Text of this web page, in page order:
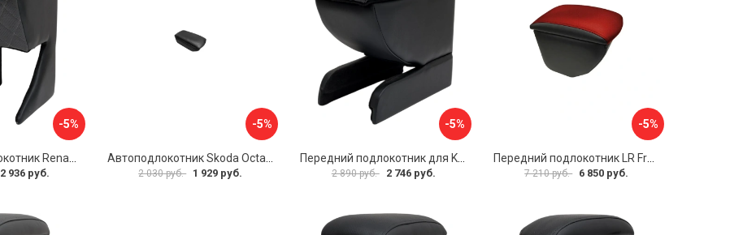
-5%
Передний подлокотник Renault Megane 2 2002-2008 AVTOLIDER1 PP-Renault-Megan-2-02R
2 936 руб.
-5%
Автоподлокотник Skoda Octavia III 2013 A7 PSV 124591
2 030 руб. 1 929 руб.
-5%
Передний подлокотник для KIA Rio 2 2005-2011 г.в. AVTOLIDER1 PP-KIA-Rio-2-01
2 890 руб. 2 746 руб.
-5%
Передний подлокотник LR Freelander 2014- AVTOLIDER1 PP-LR-Freelander-2014-06
7 210 руб. 6 850 руб.